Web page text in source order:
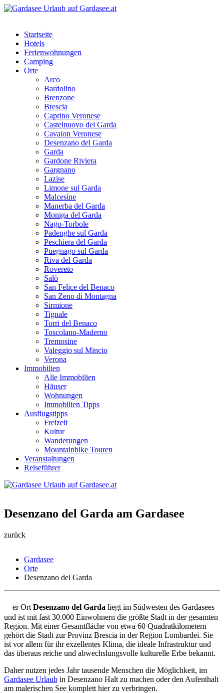
Startseite
Hotels
Ferienwohnungen
Camping
Orte
Arco
Bardolino
Brenzone
Brescia
Caprino Veronese
Castelnuovo del Garda
Cavaion Veronese
Desenzano del Garda
Garda
Gardone Riviera
Gargnano
Lazise
Limone sul Garda
Malcesine
Manerba del Garda
Moniga del Garda
Nago-Torbole
Padenghe sul Garda
Peschiera del Garda
Puegnago sul Garda
Riva del Garda
Rovereto
Salò
San Felice del Benaco
San Zeno di Montagna
Sirmione
Tignale
Torri del Benaco
Toscolano-Maderno
Tremosine
Valeggio sul Mincio
Verona
Immobilien
Alle Immobilien
Häuser
Wohnungen
Immobilien Tipps
Ausflugstipps
Freizeit
Kultur
Wanderungen
Mountainbike Touren
Veranstaltungen
Reiseführer
Desenzano del Garda am Gardasee
zurück
Gardasee
Orte
Desenzano del Garda
er Ort Desenzano del Garda liegt im Südwesten des Gardasees
und ist mit fast 30.000 Einwohnern die größte Stadt in der gesamten
Region. Mit einer Gesamtfläche von etwa 60 Quadratkilometern
gehört die Stadt zur Provinz Brescia in der Region Lombardei. Sie
ist vor allem für ihr exzellentes Klima, die ideale Infrastruktur und
das überaus reiche und abwechslungsvolle kulturelle Erbe bekannt.
Daher nutzen jedes Jahr tausende Menschen die Möglichkeit, im
Gardasee Urlaub in Desenzano Halt zu machen oder den Aufenthalt
am malerischen See komplett hier zu verbringen.